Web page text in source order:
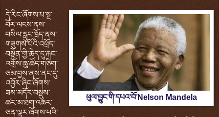
ཕུལ་བྱུང་གི་དཔའ་བོ་Nelson Mandela
དེ་རིང་ཞོགས་པ་སྔ་
བོར་ལངས་ནས་
བསིལ་རླུང་ཁྲོད་ནས་
གཟུགས་པོའི་འཕྲོད་
བསྟེན་གྱི་ཆེད་དུ་རྐང་
འགྲོས་ཆུ་ཚོད་གཅིག་
ཙམ་བྱས་ནས་ནང་དུ་
འབྱོར་ཞིང་ཞོགས་
ཟས་མདོར་བསྡུས་
ཚར་མ་ཐག་འཆར་
ཅན་ལྟར་ཞོགས་པའི་